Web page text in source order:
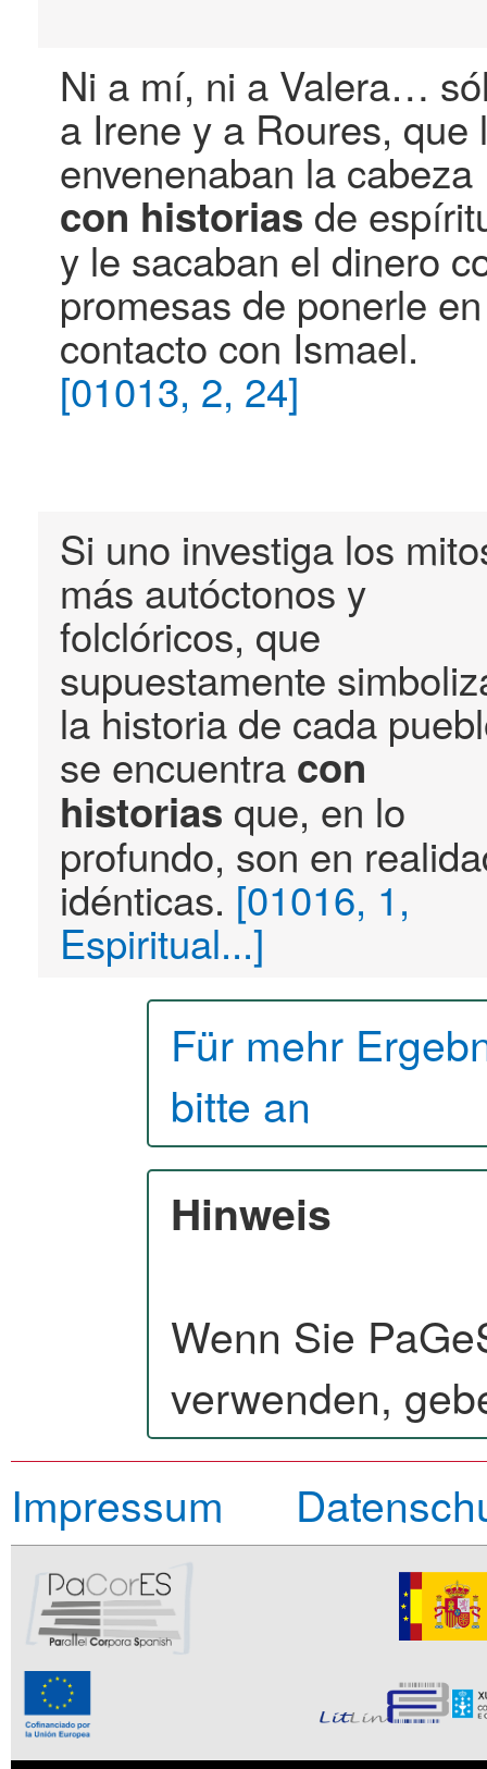
Ni a mí, ni a Valera…
a Irene y a Roures, que
envenenaban la cabeza
con historias de
y le sacaban el dinero
promesas de ponerle en
contacto con Ismael.
[01013, 2, 24]
Si uno investiga los
más autóctonos y
folclóricos, que
supuestamente
la historia de cada
se encuentra con
historias que, en lo
profundo, son en
idénticas. [01016, 1,
Espiritual...]
Für mehr
bitte an
Hinweis
Wenn Sie
verwenden,
Impressum